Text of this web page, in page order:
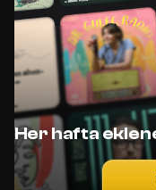
En
yeni
En
eski
Her hafta